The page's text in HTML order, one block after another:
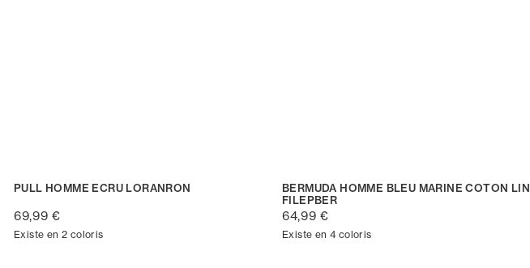
PULL HOMME ECRU LORANRON
69,99 €
Existe en 2 coloris
BERMUDA HOMME BLEU MARINE COTON LIN
FILEPBER
64,99 €
Existe en 4 coloris